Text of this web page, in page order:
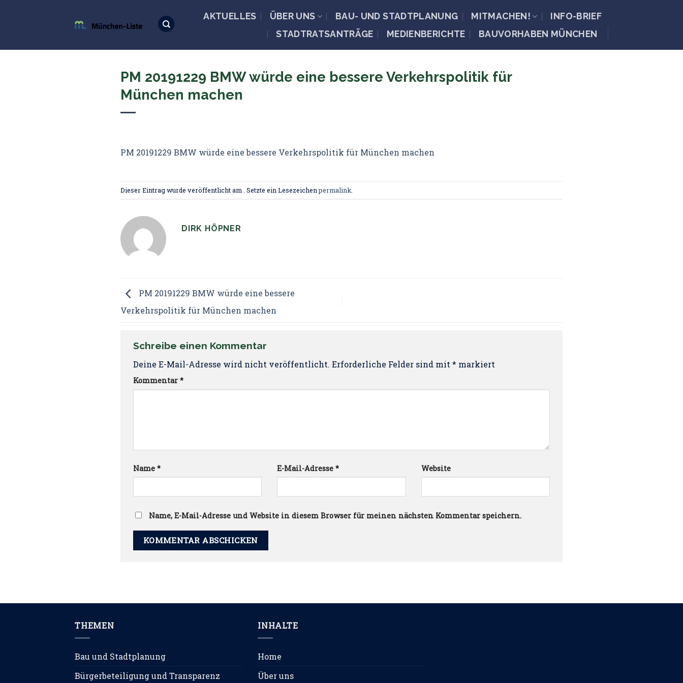
AKTUELLES ÜBER UNS BAU- UND STADTPLANUNG MITMACHEN!
INFO-BRIEF
STADTRATSANTRÄGE
MEDIENBERICHTE BAUVORHABEN MÜNCHEN
PM 20191229 BMW würde eine bessere Verkehrspolitik für
München machen
PM 20191229 BMW würde eine bessere Verkehrspolitik für München machen
Dieser Eintrag wurde veröffentlicht am . Setzte ein Lesezeichenpermalink
DIRK HÖPNER
PM 20191229 BMW würde eine bessere
Verkehrspolitik für München machen
Schreibe einen Kommentar
Deine E-Mail-Adresse wird nicht veröffentlicht. Erforderliche Felder sind mit* markiert
Kommentar *
Name * E-Mail-Adresse* Website
Name, E-Mail-Adresse und Website in diesem Browser für meinen nächsten Kommentar speichern.
THEMEN
Bau und Stadtplanung
Bürgerbeteiligung und Transparenz
INHALTE
Home
Über uns